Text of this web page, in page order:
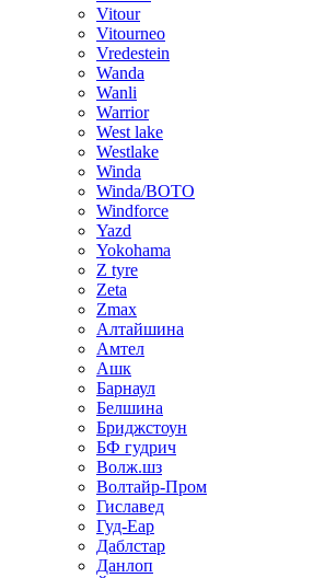
Vitour
Vitourneo
Vredestein
Wanda
Wanli
Warrior
West lake
Westlake
Winda
Winda/BOTO
Windforce
Yazd
Yokohama
Z tyre
Zeta
Zmax
Алтайшина
Амтел
Ашк
Барнаул
Белшина
Бриджстоун
БФ гудрич
Волж.шз
Волтайр-Пром
Гиславед
Гуд-Еар
Даблстар
Данлоп